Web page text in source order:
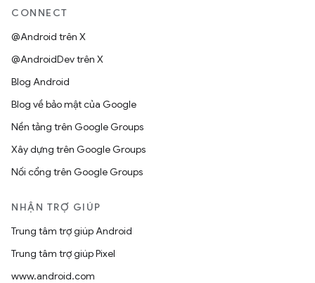
CONNECT
@Android trên X
@AndroidDev trên X
Blog Android
Blog về bảo mật của Google
Nền tảng trên Google Groups
Xây dựng trên Google Groups
Nối cổng trên Google Groups
NHẬN TRỢ GIÚP
Trung tâm trợ giúp Android
Trung tâm trợ giúp Pixel
www.android.com